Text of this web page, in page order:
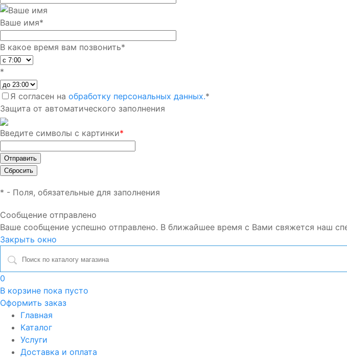
Ваше имя*
В какое время вам позвонить*
*
Я согласен на обработку персональных данных.*
Защита от автоматического заполнения
Введите символы с картинки*
* - Поля, обязательные для заполнения
Сообщение отправлено
Ваше сообщение успешно отправлено. В ближайшее время с Вами свяжется наш
Закрыть окно
0
В корзине пока пусто
Оформить заказ
Главная
Каталог
Услуги
Доставка и оплата